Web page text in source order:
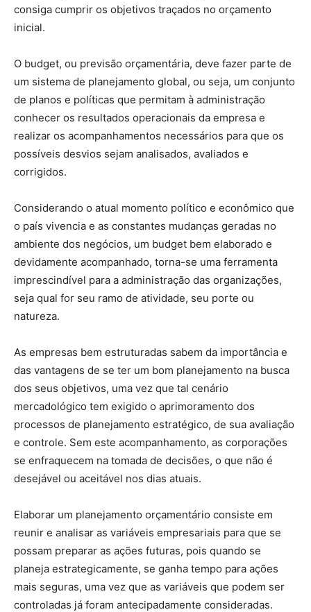
consiga cumprir os objetivos traçados no orçamento
inicial.
O budget, ou previsão orçamentária, deve fazer parte de
um sistema de planejamento global, ou seja, um conjunto
de planos e políticas que permitam à administração
conhecer os resultados operacionais da empresa e
realizar os acompanhamentos necessários para que os
possíveis desvios sejam analisados, avaliados e
corrigidos.
Considerando o atual momento político e econômico que
o país vivencia e as constantes mudanças geradas no
ambiente dos negócios, um budget bem elaborado e
devidamente acompanhado, torna-se uma ferramenta
imprescindível para a administração das organizações,
seja qual for seu ramo de atividade, seu porte ou
natureza.
As empresas bem estruturadas sabem da importância e
das vantagens de se ter um bom planejamento na busca
dos seus objetivos, uma vez que tal cenário
mercadológico tem exigido o aprimoramento dos
processos de planejamento estratégico, de sua avaliação
e controle. Sem este acompanhamento, as corporações
se enfraquecem na tomada de decisões, o que não é
desejável ou aceitável nos dias atuais.
Elaborar um planejamento orçamentário consiste em
reunir e analisar as variáveis empresariais para que se
possam preparar as ações futuras, pois quando se
planeja estrategicamente, se ganha tempo para ações
mais seguras, uma vez que as variáveis que podem ser
controladas já foram antecipadamente consideradas.